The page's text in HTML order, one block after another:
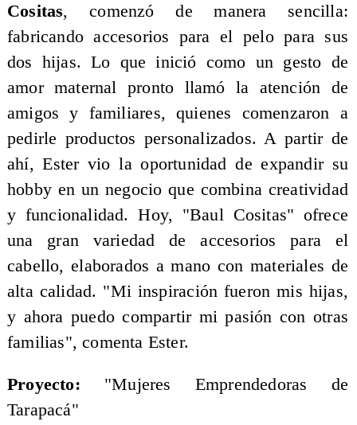
Cositas, comenzó de manera sencilla:
fabricando accesorios para el pelo para sus
dos hijas. Lo que inició como un gesto de
amor maternal pronto llamó la atención de
amigos y familiares, quienes comenzaron a
pedirle productos personalizados. A partir de
ahí, Ester vio la oportunidad de expandir su
hobby en un negocio que combina creatividad
y funcionalidad. Hoy, "Baul Cositas" ofrece
una gran variedad de accesorios para el
cabello, elaborados a mano con materiales de
alta calidad. "Mi inspiración fueron mis hijas,
y ahora puedo compartir mi pasión con otras
familias", comenta Ester.
Proyecto: "Mujeres Emprendedoras de
Tarapacá"